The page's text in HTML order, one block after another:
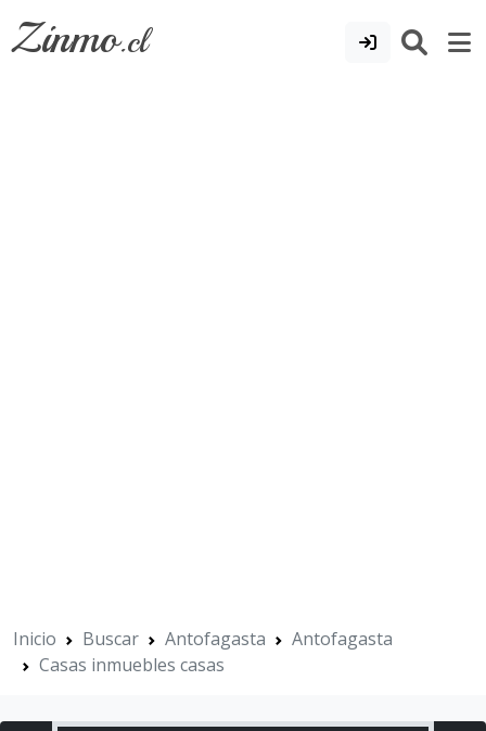
Zinmo.cl
Inicio Buscar Antofagasta
Antofagasta
Casas inmuebles casas